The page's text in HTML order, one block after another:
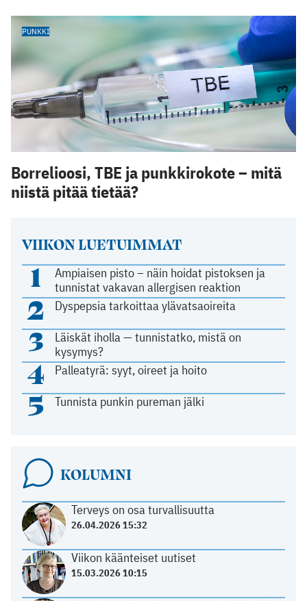
VIIKON LUETUIMMAT
1
Ampiaisen pisto – näin hoidat pistoksen ja
tunnistat vakavan allergisen reaktion
2 Dyspepsia tarkoittaa ylävatsaoireita
3
Läiskät iholla — tunnistatko, mistä on
kysymys?
4 Palleatyrä: syyt, oireet ja hoito
5 Tunnista punkin pureman jälki
KOLUMNI
Terveys on osa turvallisuutta
26.04.2026 15:32
Viikon käänteiset uutiset
15.03.2026 10:15
PUNKKI
Borrelioosi, TBE ja punkkirokote – mitä
niistä pitää tietää?